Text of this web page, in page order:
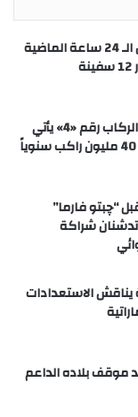
ميناء_دمياط استقبل خلال الـ 24 ساعة الماضية
وزير الطيران: مشروع مبني الركاب رقم «4» يأتي
“چبتو فارما”
شراكة
يناقش الاستعدادات
موقف بلاده الداعم